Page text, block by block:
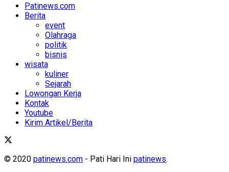
Patinews.com
Berita
event
Olahraga
politik
bisnis
wisata
kuliner
Sejarah
Lowongan Kerja
Kontak
Youtube
Kirim Artikel/Berita
© 2020 patinews.com - Pati Hari Ini patinews.